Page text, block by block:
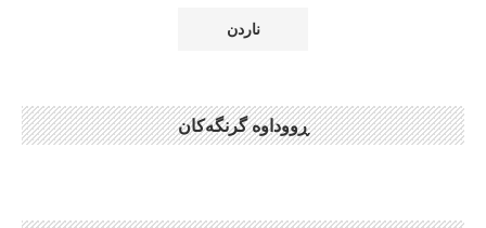
ڕووداوە گرنگەکان